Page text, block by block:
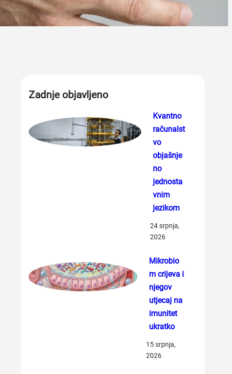
Zadnje objavljeno
Kvantno
računalst
vo
objašnje
no
jednosta
vnim
jezikom
24 srpnja,
2026
Mikrobio
m crijeva i
njegov
utjecaj na
imunitet
ukratko
15 srpnja,
2026